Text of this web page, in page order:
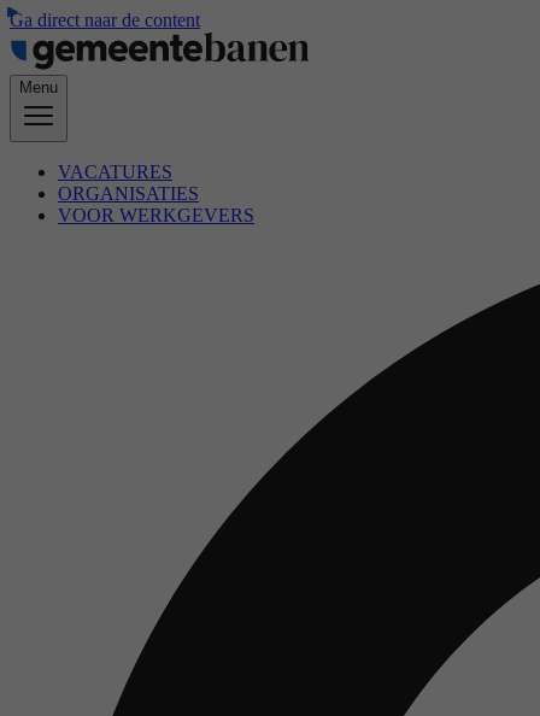
Ga direct naar de content
Menu
VACATURES
ORGANISATIES
VOOR WERKGEVERS